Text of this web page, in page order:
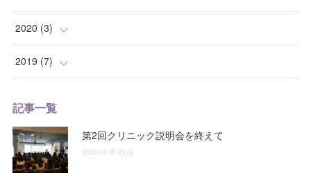
2020 (3)
(1
2019 (7)
(2)
(2)
記事一覧
第2回クリニック説明会を終えて
2020.02.08 23:25